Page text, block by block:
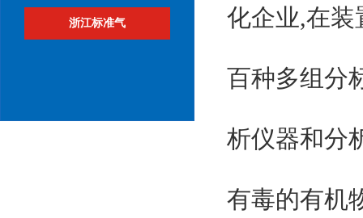
浙江标准气 化企业,在
百种多组分
析仪器和分
有毒的有机